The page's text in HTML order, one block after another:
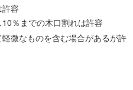
容
％までの木口割れは許容
微なものを含む場合があるが許